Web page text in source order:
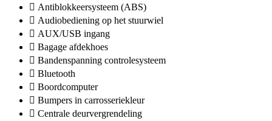
Antiblokkeersysteem (ABS)
Audiobediening op het stuurwiel
AUX/USB ingang
Bagage afdekhoes
Bandenspanning controlesysteem
Bluetooth
Boordcomputer
Bumpers in carrosseriekleur
Centrale deurvergrendeling